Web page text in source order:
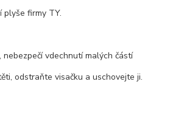
plyše firmy TY.
vdechnutí malých částí
odstraňte visačku a uschovejte ji.